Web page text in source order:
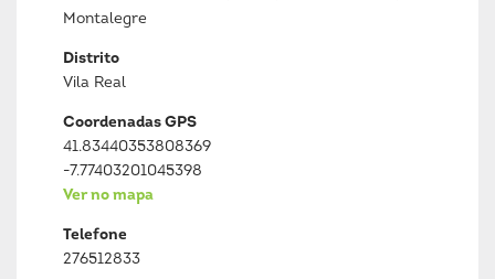
Montalegre
Distrito
Vila Real
Coordenadas GPS
41.83440353808369
-7.77403201045398
Ver no mapa
Telefone
276512833